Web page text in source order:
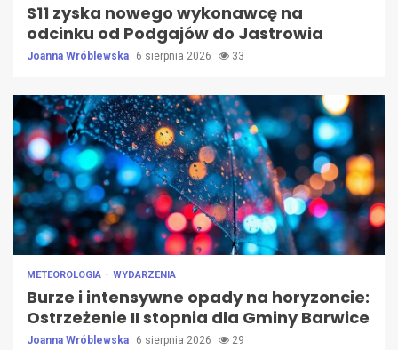
S11 zyska nowego wykonawcę na
odcinku od Podgajów do Jastrowia
Joanna Wróblewska 6 sierpnia 2026 33
METEOROLOGIA WYDARZENIA
Burze i intensywne opady na horyzoncie:
Ostrzeżenie II stopnia dla Gminy Barwice
Joanna Wróblewska 6 sierpnia 2026 29